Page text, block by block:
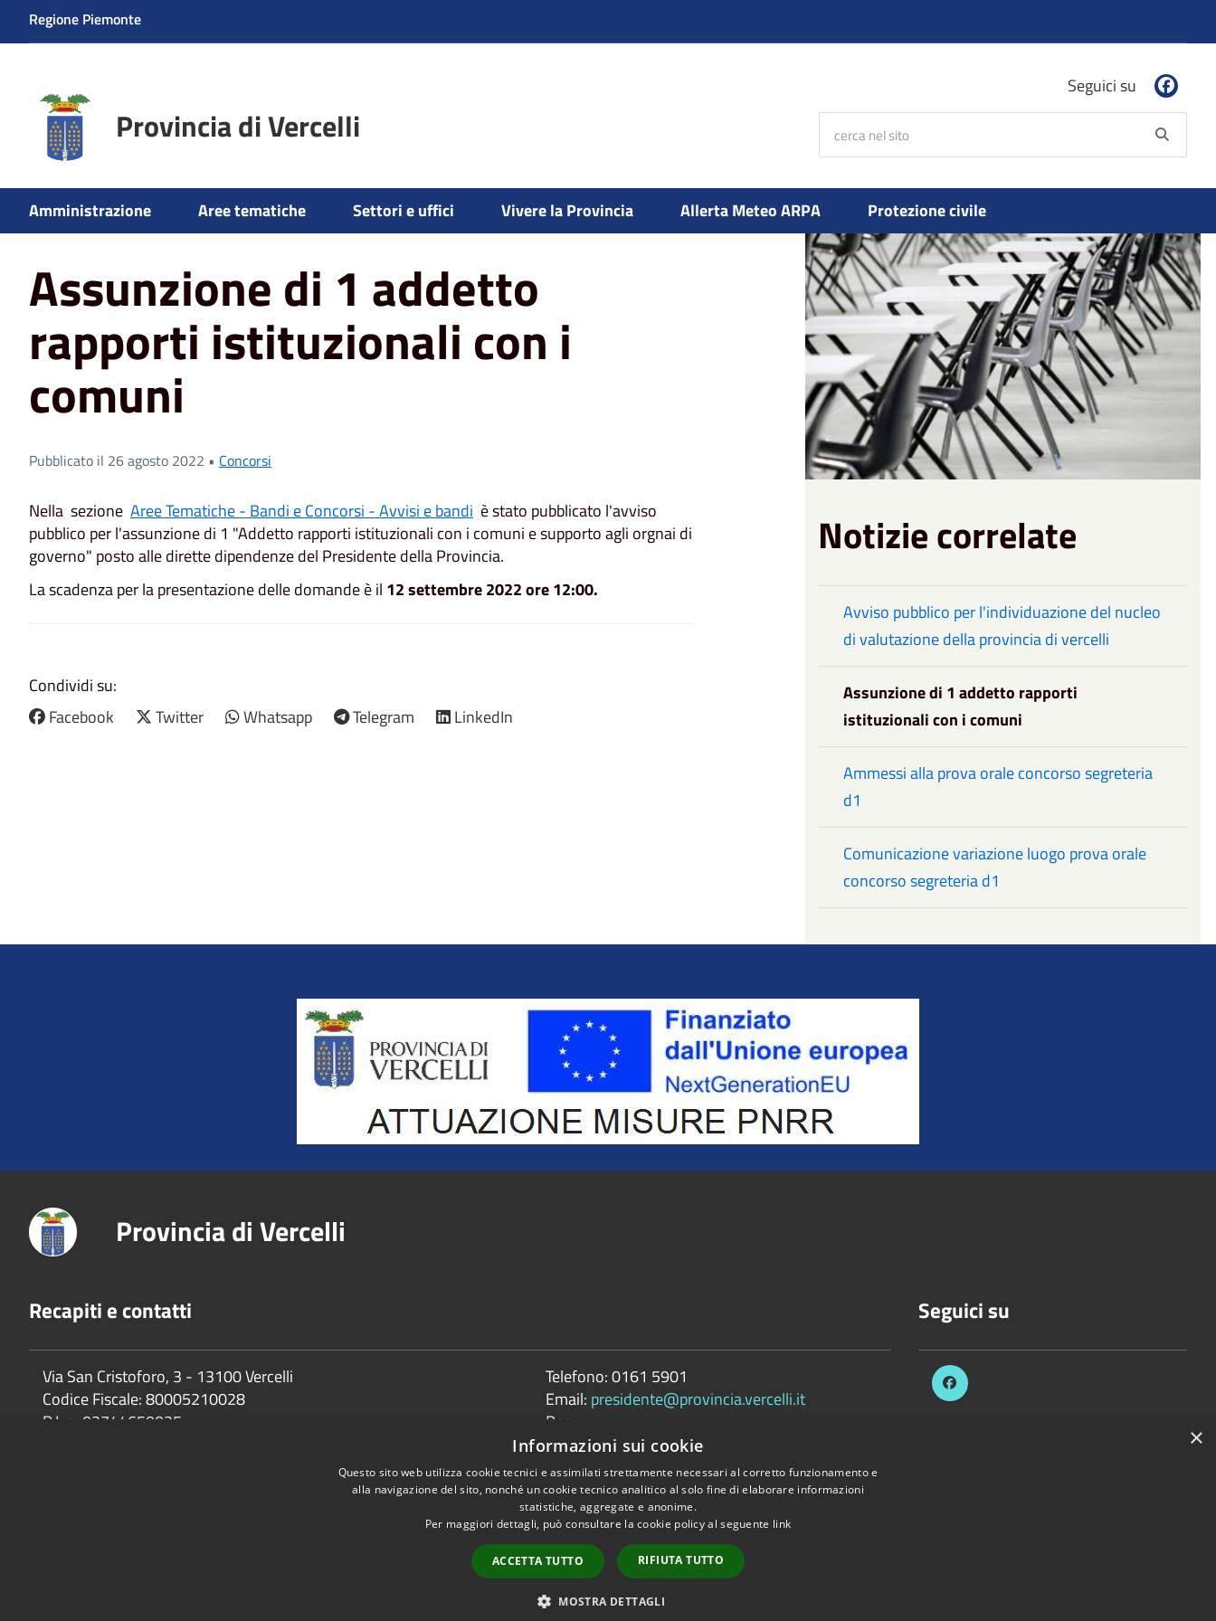
Regione Piemonte
Provincia di Vercelli
Seguici su
Amministrazione Aree tematiche Settori e uffici Vivere la Provincia Allerta Meteo ARPA Protezione civile
Home News Assunzione di 1 addetto rapporti istituzionali con i comuni
Assunzione di 1 addetto
rapporti istituzionali con i
comuni
Pubblicato il 26 agosto 2022 • Concorsi
Nella sezione Aree Tematiche - Bandi e Concorsi - Avvisi e bandi è stato pubblicato l'avviso
pubblico per l'assunzione di 1 "Addetto rapporti istituzionali con i comuni e supporto agli orgnai di
governo" posto alle dirette dipendenze del Presidente della Provincia.
La scadenza per la presentazione delle domande è il 12 settembre 2022 ore 12:00.
Condividi su:
Facebook
Twitter Whatsapp Telegram LinkedIn
Notizie correlate
Avviso pubblico per l'individuazione del nucleo
di valutazione della provincia di vercelli
Assunzione di 1 addetto rapporti
istituzionali con i comuni
Ammessi alla prova orale concorso segreteria
d1
Comunicazione variazione luogo prova orale
concorso segreteria d1
Title
Provincia di Vercelli
Recapiti e contatti
Via San Cristoforo, 3 - 13100 Vercelli
Codice Fiscale:80005210028
P.Iva: 02744650025
Telefono:0161 5901
Email: presidente@provincia.vercelli.it
Pec:
presidenza.provincia@cert.provincia.vercelli.it
Seguici su
Copyright © 2026 • Provincia di Vercelli • Powered by
×
Informazioni sui cookie
Questo sito web utilizza cookie tecnici e assimilati strettamente necessari al corretto funzionamento e
alla navigazione del sito, nonché un cookie tecnico analitico al solo fine di elaborare informazioni
statistiche, aggregate e anonime.
Per maggiori dettagli, può consultare la cookie policy al seguente link
ACCETTA TUTTO RIFIUTA TUTTO
MOSTRA DETTAGLI